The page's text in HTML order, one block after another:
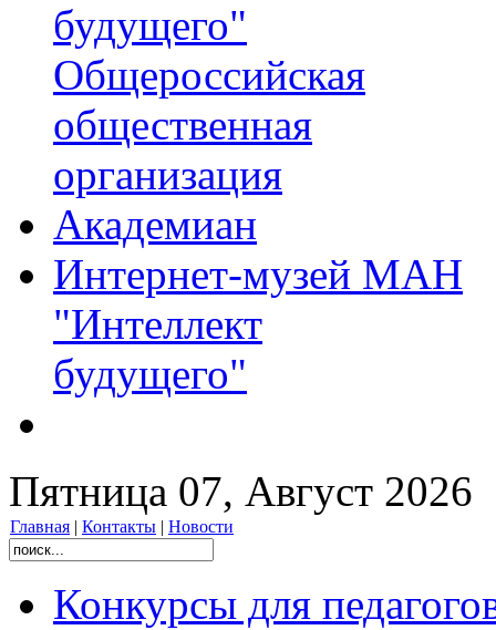
будущего"
Общероссийская
общественная
организация
Академиан
Интернет-музей МАН
"Интеллект
будущего"
Пятница 07, Август 2026
Главная | Контакты | Новости
Конкурсы для